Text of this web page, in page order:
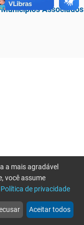
Associados
web
Notícias
more_horiz
Mais
a mais agradável
você assume
de privacidade
Aceitar todos
novamente